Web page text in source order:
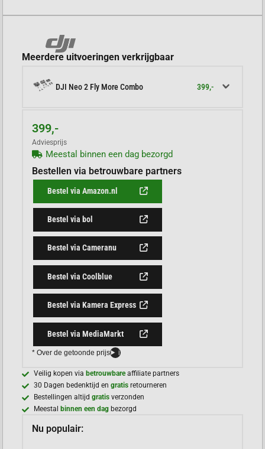
Meerdere uitvoeringen verkrijgbaar
DJI Neo 2 Fly More Combo 399,-
399,-
Adviesprijs
Meestal binnen een dag bezorgd
Bestellen via betrouwbare partners
Bestel via Amazon.nl
Bestel via bol
Bestel via Cameranu
Bestel via Coolblue
Bestel via Kamera Express
Bestel via MediaMarkt
* Over de getoonde prijs i
Veilig kopen viabetrouwbareaffiliate partners
30 Dagen bedenktijd engratis retourneren
Bestellingen altijdgratisverzonden
Meestalbinnen een dag bezorgd
Nu populair: